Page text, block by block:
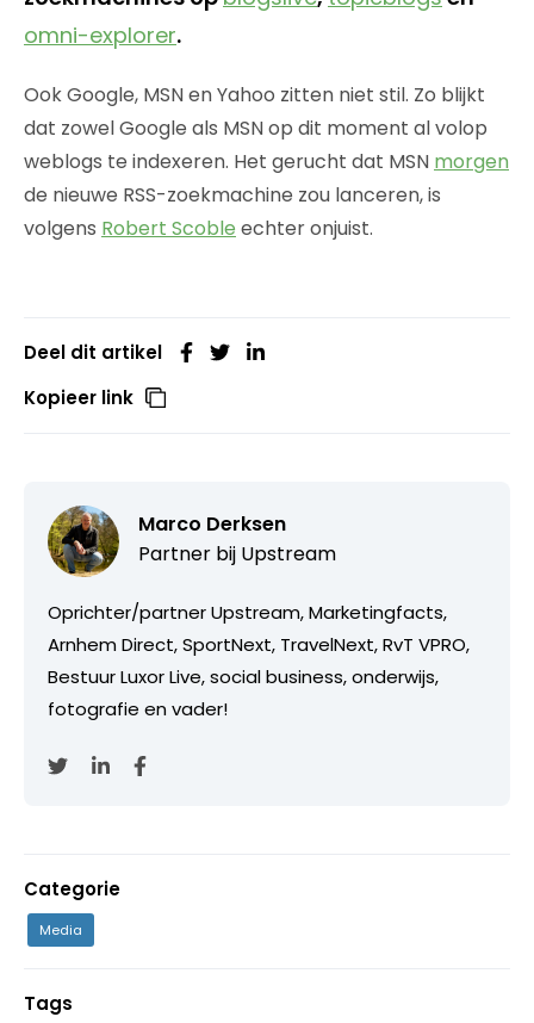
omni-explorer.
Ook Google, MSN en Yahoo zitten niet stil. Zo blijkt
dat zowel Google als MSN op dit moment al volop
weblogs te indexeren. Het gerucht dat MSN morgen
de nieuwe RSS-zoekmachine zou lanceren, is
volgens Robert Scoble echter onjuist.
Deel dit artikel
Kopieer link
Marco Derksen
Partner bij Upstream
Oprichter/partner Upstream, Marketingfacts,
Arnhem Direct, SportNext, TravelNext, RvT VPRO,
Bestuur Luxor Live, social business, onderwijs,
fotografie en vader!
Categorie
Media
Tags